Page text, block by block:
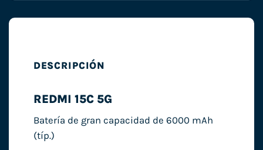
DESCRIPCIÓN
REDMI 15C 5G
Batería de gran capacidad de 6000 mAh
(típ.)